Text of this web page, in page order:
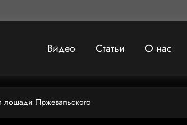
Видео Статьи О нас
лошади Пржевальского